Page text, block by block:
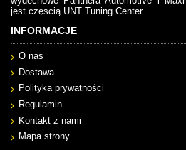
jest częscią UNT Tuning Center.
INFORMACJE
O nas
Dostawa
Polityka prywatności
Regulamin
Kontakt z nami
Mapa strony